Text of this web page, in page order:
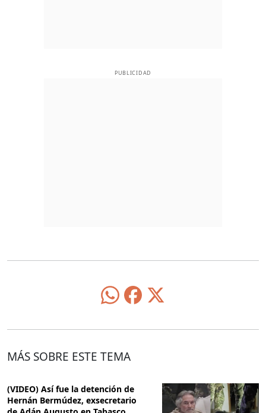
PUBLICIDAD
MÁS SOBRE ESTE TEMA
(VIDEO) Así fue la detención de
Hernán Bermúdez, exsecretario